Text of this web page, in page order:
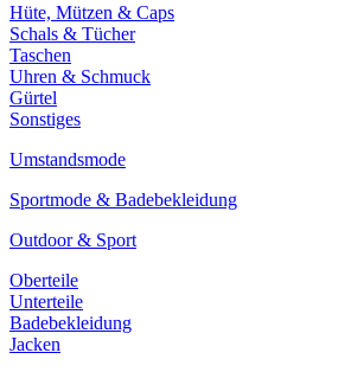
Hüte, Mützen & Caps
Schals & Tücher
Taschen
Uhren & Schmuck
Gürtel
Sonstiges
Umstandsmode
Sportmode & Badebekleidung
Outdoor & Sport
Oberteile
Unterteile
Badebekleidung
Jacken